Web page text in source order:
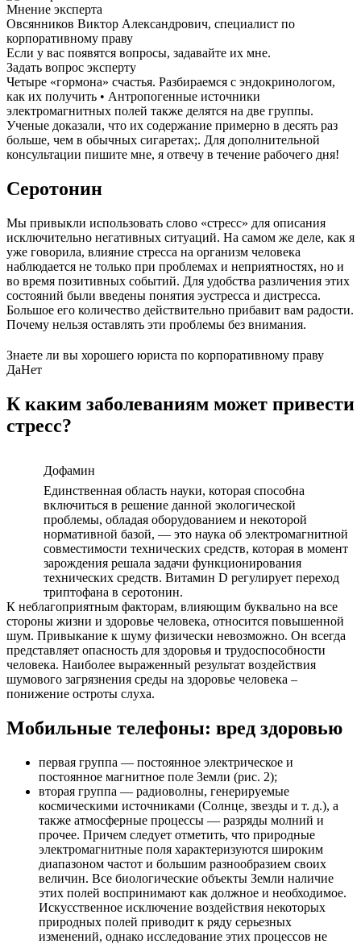
Мнение эксперта
Овсянников Виктор Александрович, специалист по
корпоративному праву
Если у вас появятся вопросы, задавайте их мне.
Задать вопрос эксперту
Четыре «гормона» счастья. Разбираемся с эндокринологом,
как их получить • Антропогенные источники
электромагнитных полей также делятся на две группы.
Ученые доказали, что их содержание примерно в десять раз
больше, чем в обычных сигаретах;. Для дополнительной
консультации пишите мне, я отвечу в течение рабочего дня!
Серотонин
Мы привыкли использовать слово «стресс» для описания
исключительно негативных ситуаций. На самом же деле, как я
уже говорила, влияние стресса на организм человека
наблюдается не только при проблемах и неприятностях, но и
во время позитивных событий. Для удобства различения этих
состояний были введены понятия эустресса и дистресса.
Большое его количество действительно прибавит вам радости.
Почему нельзя оставлять эти проблемы без внимания.
Знаете ли вы хорошего юриста по корпоративному праву
ДаНет
К каким заболеваниям может привести
стресс?
Дофамин
Единственная область науки, которая способна
включиться в решение данной экологической
проблемы, обладая оборудованием и некоторой
нормативной базой, — это наука об электромагнитной
совместимости технических средств, которая в момент
зарождения решала задачи функционирования
технических средств. Витамин D регулирует переход
триптофана в серотонин.
К неблагоприятным факторам, влияющим буквально на все
стороны жизни и здоровье человека, относится повышенной
шум. Привыкание к шуму физически невозможно. Он всегда
представляет опасность для здоровья и трудоспособности
человека. Наиболее выраженный результат воздействия
шумового загрязнения среды на здоровье человека –
понижение остроты слуха.
Мобильные телефоны: вред здоровью
первая группа — постоянное электрическое и
постоянное магнитное поле Земли (рис. 2);
вторая группа — радиоволны, генерируемые
космическими источниками (Солнце, звезды и т. д.), а
также атмосферные процессы — разряды молний и
прочее. Причем следует отметить, что природные
электромагнитные поля характеризуются широким
диапазоном частот и большим разнообразием своих
величин. Все биологические объекты Земли наличие
этих полей воспринимают как должное и необходимое.
Искусственное исключение воздействия некоторых
природных полей приводит к ряду серьезных
изменений, однако исследование этих процессов не